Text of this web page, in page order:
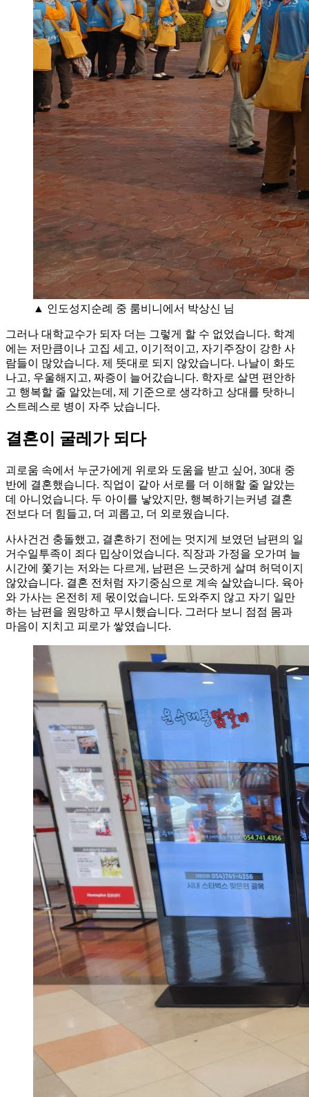
▲ 인도성지순례 중 룸비니에서 박상신 님
그러나 대학교수가 되자 더는 그렇게 할 수 없었습니다. 학계
에는 저만큼이나 고집 세고, 이기적이고, 자기주장이 강한 사
람들이 많았습니다. 제 뜻대로 되지 않았습니다. 나날이 화도
나고, 우울해지고, 짜증이 늘어갔습니다. 학자로 살면 편안하
고 행복할 줄 알았는데, 제 기준으로 생각하고 상대를 탓하니
스트레스로 병이 자주 났습니다.
결혼이 굴레가 되다
괴로움 속에서 누군가에게 위로와 도움을 받고 싶어, 30대 중
반에 결혼했습니다. 직업이 같아 서로를 더 이해할 줄 알았는
데 아니었습니다. 두 아이를 낳았지만, 행복하기는커녕 결혼
전보다 더 힘들고, 더 괴롭고, 더 외로웠습니다.
사사건건 충돌했고, 결혼하기 전에는 멋지게 보였던 남편의 일
거수일투족이 죄다 밉상이었습니다. 직장과 가정을 오가며 늘
시간에 쫓기는 저와는 다르게, 남편은 느긋하게 살며 허덕이지
않았습니다. 결혼 전처럼 자기중심으로 계속 살았습니다. 육아
와 가사는 온전히 제 몫이었습니다. 도와주지 않고 자기 일만
하는 남편을 원망하고 무시했습니다. 그러다 보니 점점 몸과
마음이 지치고 피로가 쌓였습니다.